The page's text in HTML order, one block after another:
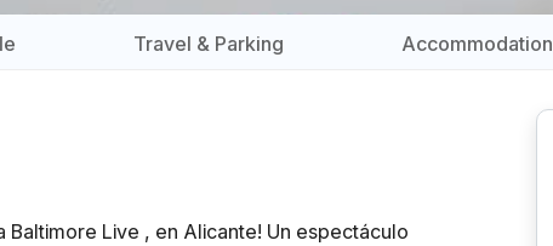
Travel & Parking Accommodation
Live , en Alicante! Un espectáculo